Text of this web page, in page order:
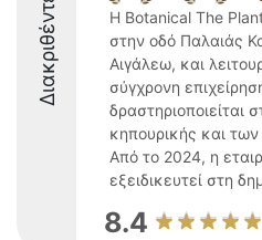
Διακριθέντες
Η Botanical The
στην οδό Παλαιάς
Αιγάλεω, και
σύγχρονη
δραστηριοποιείται
κηπουρικής και
Από το 2024, η
εξειδικευτεί στη
8.4